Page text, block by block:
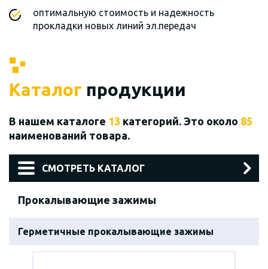
оптимальную стоимость и надежность
прокладки новых линий эл.передач
Каталог продукции
В нашем каталоге 13 категорий. Это около 85
наименований товара.
СМОТРЕТЬ КАТАЛОГ
Прокалывающие зажимы
Герметичные прокалывающие зажимы